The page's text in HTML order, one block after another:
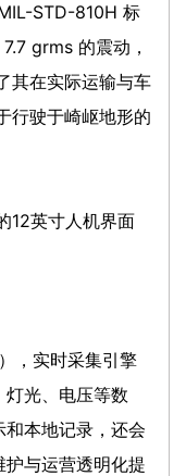
STD-810H 标
grms 的震动，
其在实际运输与车
行驶于崎岖地形的
12英寸人机界面
，实时采集引擎
光、电压等数
本地记录，还会
与运营透明化提